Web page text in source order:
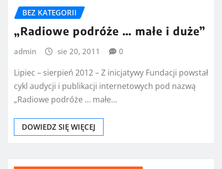
BEZ KATEGORII
„Radiowe podróże … małe i duże”
admin sie 20, 2011 0
Lipiec – sierpień 2012 – Z inicjatywy Fundacji powstał
cykl audycji i publikacji internetowych pod nazwą
„Radiowe podróże … małe…
DOWIEDZ SIĘ WIĘCEJ